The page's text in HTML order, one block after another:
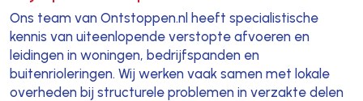
Ons team van Ontstoppen.nl heeft specialistische
kennis van uiteenlopende verstopte afvoeren en
leidingen in woningen, bedrijfspanden en
buitenrioleringen. Wij werken vaak samen met lokale
overheden bij structurele problemen in verzakte delen